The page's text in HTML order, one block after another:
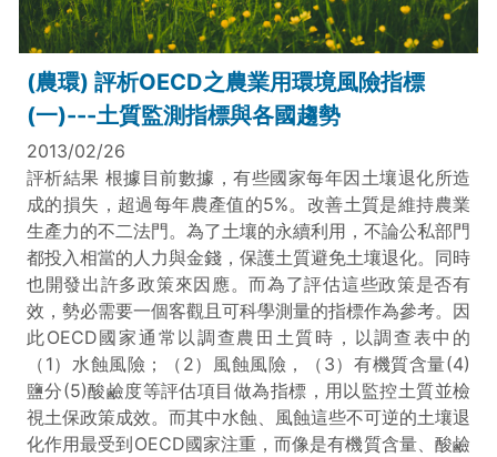
(農環) 評析OECD之農業用環境風險指標
(一)---土質監測指標與各國趨勢
2013/02/26
評析結果 根據目前數據，有些國家每年因土壤退化所造
成的損失，超過每年農產值的5%。改善土質是維持農業
生產力的不二法門。為了土壤的永續利用，不論公私部門
都投入相當的人力與金錢，保護土質避免土壤退化。同時
也開發出許多政策來因應。而為了評估這些政策是否有
效，勢必需要一個客觀且可科學測量的指標作為參考。因
此OECD國家通常以調查農田土質時，以調查表中的
（1）水蝕風險；（2）風蝕風險，（3）有機質含量(4)
鹽分(5)酸鹼度等評估項目做為指標，用以監控土質並檢
視土保政策成效。而其中水蝕、風蝕這些不可逆的土壤退
化作用最受到OECD國家注重，而像是有機質含量、酸鹼